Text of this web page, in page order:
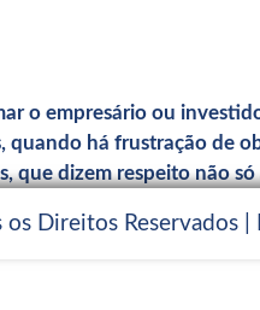
o empresário ou
há frustração de
que dizem respeito não
Direitos Reservados |